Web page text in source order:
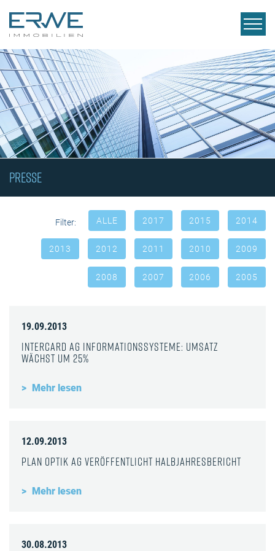
PRESSE
Filter: ALLE 2017 2015 2014
2013 2012 2011 2010 2009
2008 2007 2006 2005
19.09.2013
InterCard AG Informationssysteme: Umsatz
wächst um 25%
Mehr lesen
12.09.2013
Plan Optik AG veröffentlicht Halbjahresbericht
Mehr lesen
30.08.2013